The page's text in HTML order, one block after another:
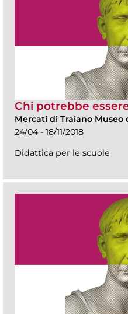
Chi potrebbe
Mercati di Traiano Museo
24/04 - 18/11/2018
Didattica per le scuole